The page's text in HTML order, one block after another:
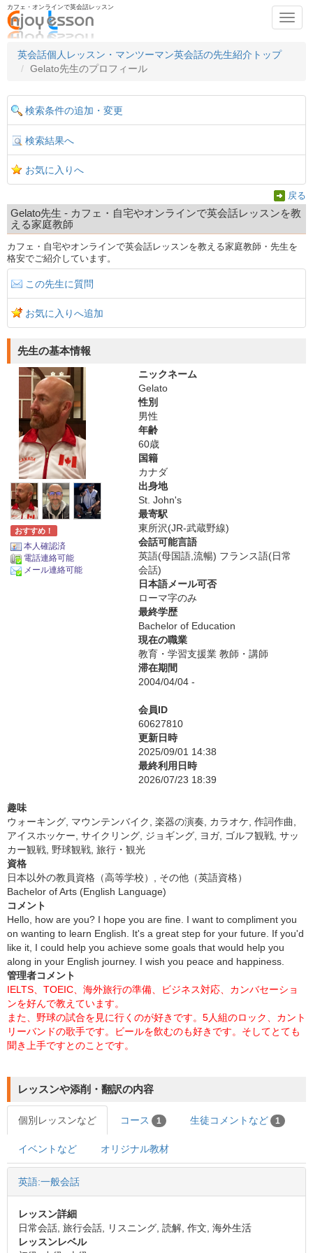
カフェ・オンラインで英会話レッスン
英会話個人レッスン・マンツーマン英会話の先生紹介トップ
Gelato先生のプロフィール
検索条件の追加・変更
検索結果へ
お気に入りへ
戻る
Gelato先生 - カフェ・自宅やオンラインで英会話レッスンを教
える家庭教師
カフェ・自宅やオンラインで英会話レッスンを教える家庭教師・先生を
格安でご紹介しています。
この先生に質問
お気に入りへ追加
先生の基本情報
おすすめ！
本人確認済
電話連絡可能
メール連絡可能
ニックネーム
Gelato
性別
男性
年齢
60歳
国籍
カナダ
出身地
St. John's
最寄駅
東所沢(JR-武蔵野線)
会話可能言語
英語(母国語,流暢) フランス語(日常
会話)
日本語メール可否
ローマ字のみ
最終学歴
Bachelor of Education
現在の職業
教育・学習支援業 教師・講師
滞在期間
2004/04/04 -
会員ID
60627810
更新日時
2025/09/01 14:38
最終利用日時
2026/07/23 18:39
趣味
ウォーキング, マウンテンバイク, 楽器の演奏, カラオケ, 作詞作曲,
アイスホッケー, サイクリング, ジョギング, ヨガ, ゴルフ観戦, サッ
カー観戦, 野球観戦, 旅行・観光
資格
日本以外の教員資格（高等学校）, その他（英語資格）
Bachelor of Arts (English Language)
コメント
Hello, how are you? I hope you are fine. I want to compliment you
on wanting to learn English. It's a great step for your future. If you'd
like it, I could help you achieve some goals that would help you
along in your English journey. I wish you peace and happiness.
管理者コメント
IELTS、TOEIC、海外旅行の準備、ビジネス対応、カンバセーショ
ンを好んで教えています。
また、野球の試合を見に行くのが好きです。5人組のロック、カント
リーバンドの歌手です。ビールを飲むのも好きです。そしてとても
聞き上手ですとのことです。
レッスンや添削・翻訳の内容
個別レッスンなど コース 1 生徒コメントなど 1
イベントなど オリジナル教材
英語:一般会話
レッスン詳細
日常会話, 旅行会話, リスニング, 読解, 作文, 海外生活
レッスンレベル